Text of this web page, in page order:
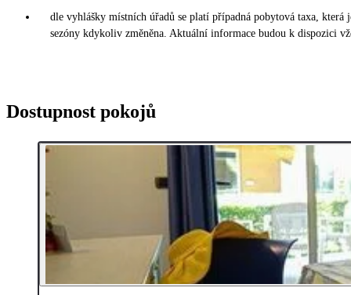
dle vyhlášky místních úřadů se platí případná pobytová taxa,
sezóny kdykoliv změněna. Aktuální informace budou k dispozici
Dostupnost pokojů